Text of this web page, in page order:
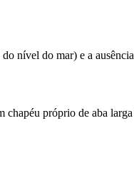
nível do mar) e a
chapéu próprio de aba